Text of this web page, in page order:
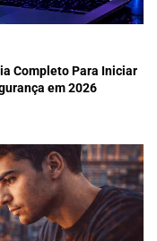
Completo Para Iniciar
em 2026